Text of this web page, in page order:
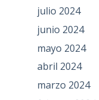
julio 2024
junio 2024
mayo 2024
abril 2024
marzo 2024